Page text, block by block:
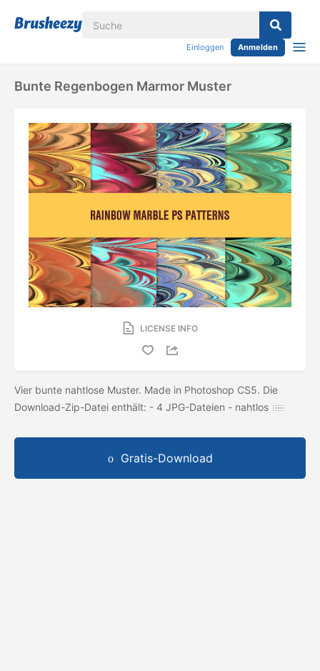
Einloggen Anmelden
Bunte Regenbogen Marmor Muster
LICENSE INFO
Vier bunte nahtlose Muster. Made in Photoshop CS5. Die
Download-Zip-Datei enthält: - 4 JPG-Dateien - nahtlos
Gratis-Download